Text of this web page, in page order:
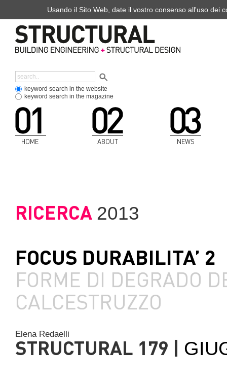
keyword search in the website
keyword search in the magazine
HOME ABOUT NEWS
RICERCA 2013
FOCUS DURABILITA’ 2
FORME DI DEGRADO
CALCESTRUZZO
Elena Redaelli
STRUCTURAL 179 |
Usando il Sito Web, date il vostro consenso all'uso